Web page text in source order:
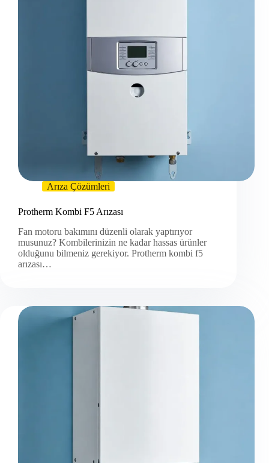
Arıza Çözümleri
Protherm Kombi F5 Arızası
Fan motoru bakımını düzenli olarak yaptırıyor
musunuz? Kombilerinizin ne kadar hassas ürünler
olduğunu bilmeniz gerekiyor. Protherm kombi f5
arızası…